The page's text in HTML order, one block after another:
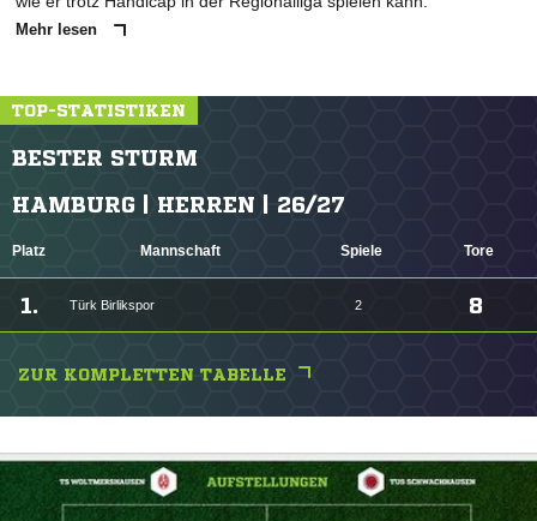
Mehr lesen
TOP-STATISTIKEN
BESTER STURM
HAMBURG | HERREN | 26/27
Platz Mannschaft Spiele Tore
1. Türk Birlikspor 2 8
ZUR KOMPLETTEN TABELLE